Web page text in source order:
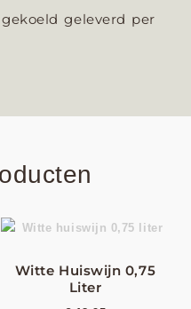
geleverd per
Witte Huiswijn 0,75
Liter